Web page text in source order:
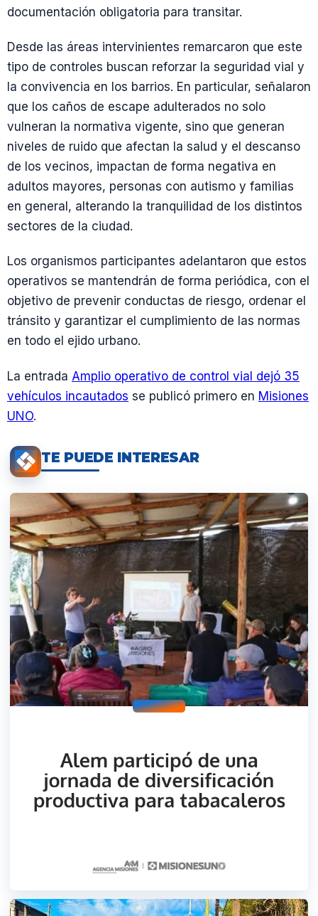
documentación obligatoria para transitar.
Desde las áreas intervinientes remarcaron que este
tipo de controles buscan reforzar la seguridad vial y
la convivencia en los barrios. En particular, señalaron
que los caños de escape adulterados no solo
vulneran la normativa vigente, sino que generan
niveles de ruido que afectan la salud y el descanso
de los vecinos, impactan de forma negativa en
adultos mayores, personas con autismo y familias
en general, alterando la tranquilidad de los distintos
sectores de la ciudad.
Los organismos participantes adelantaron que estos
operativos se mantendrán de forma periódica, con el
objetivo de prevenir conductas de riesgo, ordenar el
tránsito y garantizar el cumplimiento de las normas
en todo el ejido urbano.
La entrada Amplio operativo de control vial dejó 35
vehículos incautados se publicó primero en Misiones
UNO.
TE PUEDE INTERESAR